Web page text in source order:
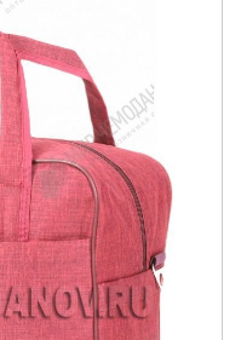
хозяйственные
на колёсах